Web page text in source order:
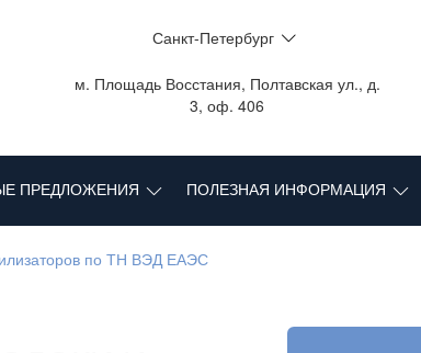
Санкт-Петербург
м. Площадь Восстания, Полтавская ул., д.
3, оф. 406
ПРЕДЛОЖЕНИЯ ПОЛЕЗНАЯ ИНФОРМАЦИЯ
по ТН ВЭД ЕАЭС